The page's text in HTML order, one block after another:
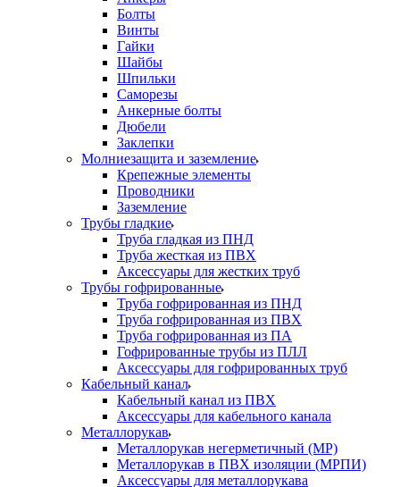
Болты
Винты
Гайки
Шайбы
Шпильки
Саморезы
Анкерные болты
Дюбели
Заклепки
Молниезащита и заземление
Крепежные элементы
Проводники
Заземление
Трубы гладкие
Труба гладкая из ПНД
Труба жесткая из ПВХ
Аксессуары для жестких труб
Трубы гофрированные
Труба гофрированная из ПНД
Труба гофрированная из ПВХ
Труба гофрированная из ПА
Гофрированные трубы из ПЛЛ
Аксессуары для гофрированных труб
Кабельный канал
Кабельный канал из ПВХ
Аксессуары для кабельного канала
Металлорукав
Металлорукав негерметичный (МР)
Металлорукав в ПВХ изоляции (МРПИ)
Аксессуары для металлорукава